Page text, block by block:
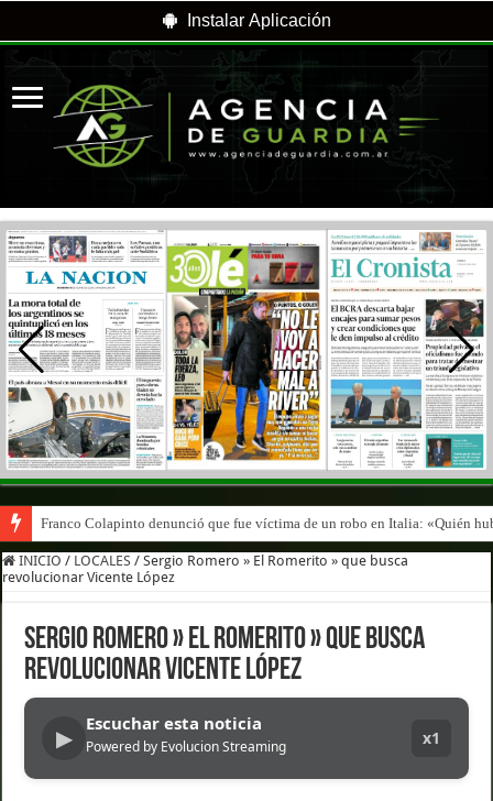
Instalar Aplicación
Franco Colapinto denunció que fue víctima de un robo en Italia: «Quién
INICIO / LOCALES / Sergio Romero » El Romerito » que busca
revolucionar Vicente López
Sergio Romero » El Romerito » que busca
revolucionar Vicente López
▶
Escuchar esta noticia
Powered by Evolucion Streaming x1